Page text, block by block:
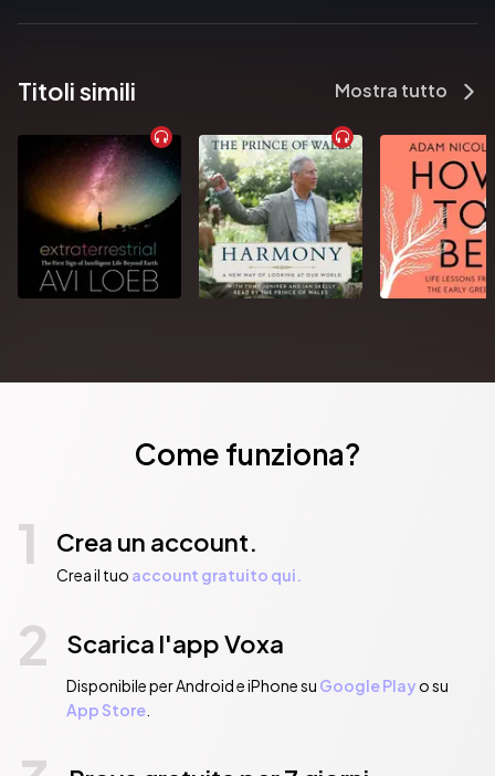
Titoli simili Mostra tutto
Come funziona?
1 Crea un account.
Crea il tuo account gratuito qui.
2 Scarica l'app Voxa
Disponibile per Android e iPhone su Google Playo su
App Store.